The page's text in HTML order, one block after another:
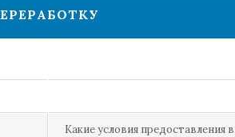
Какие условия предоставления